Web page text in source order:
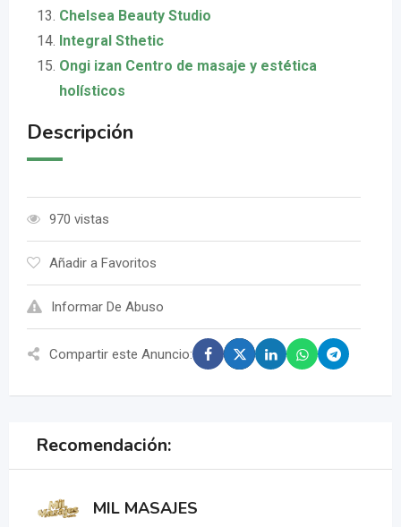
Chelsea Beauty Studio
Integral Sthetic
Ongi izan Centro de masaje y estética
holísticos
Descripción
970 vistas
Añadir a Favoritos
Informar De Abuso
Compartir este Anuncio:
Recomendación:
MIL MASAJES